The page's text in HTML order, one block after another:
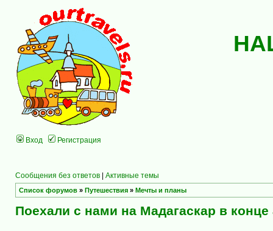
Вход Регистрация
Сообщения без ответов | Активные темы
Список форумов » Путешествия » Мечты и планы
Поехали с нами на Мадагаскар в конце